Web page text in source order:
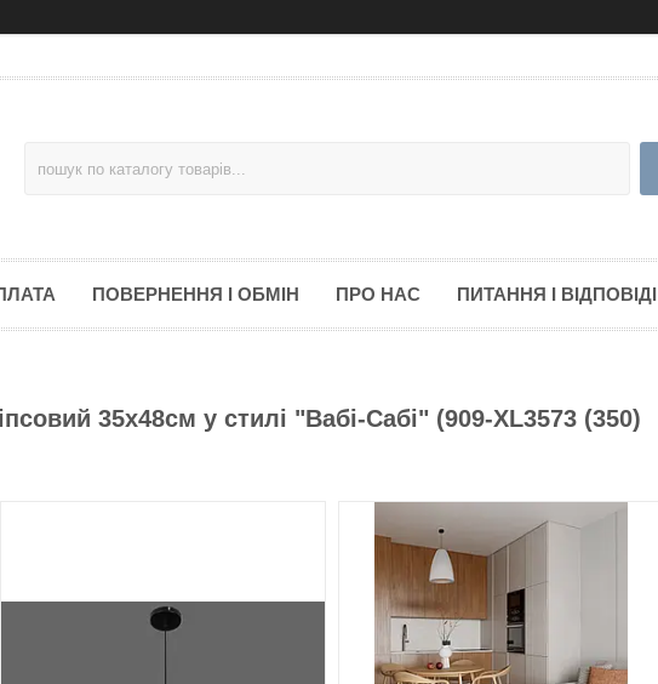
ПОВЕРНЕННЯ І ОБМІН ПРО НАС ПИТАННЯ І ВІДПОВІДІ
35х48см у стилі "Вабі-Сабі" (909-XL3573 (350)